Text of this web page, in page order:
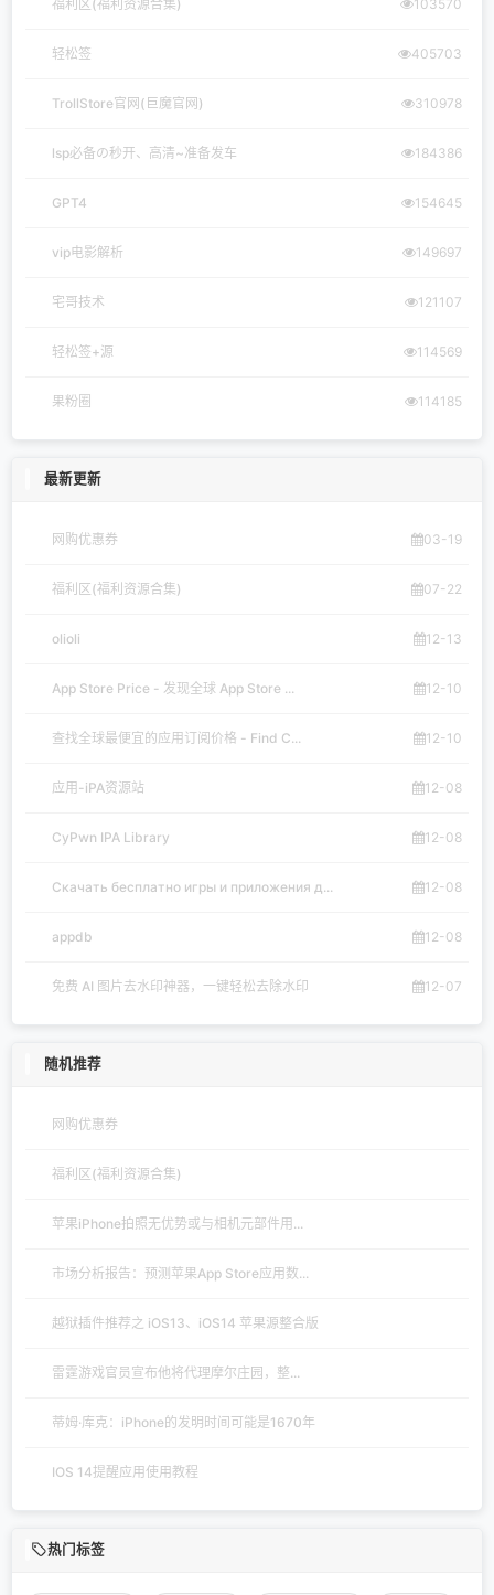
福利区(福利资源合集) 103570
轻松签 405703
TrollStore官网(巨魔官网) 310978
lsp必备の秒开、高清~准备发车 184386
GPT4 154645
vip电影解析 149697
宅哥技术 121107
轻松签+源 114569
果粉圈 114185
最新更新
网购优惠券 03-19
福利区(福利资源合集) 07-22
olioli 12-13
App Store Price - 发现全球 App Store ... 12-10
查找全球最便宜的应用订阅价格 - Find C... 12-10
应用-iPA资源站 12-08
CyPwn IPA Library 12-08
Скачать бесплатно игры и приложения д... 12-08
appdb 12-08
免费 AI 图片去水印神器，一键轻松去除水印 12-07
随机推荐
网购优惠券
福利区(福利资源合集)
苹果iPhone拍照无优势或与相机元部件用...
市场分析报告：预测苹果App Store应用数...
越狱插件推荐之 iOS13、iOS14 苹果源整合版
雷霆游戏官员宣布他将代理摩尔庄园，整...
蒂姆·库克：iPhone的发明时间可能是1670年
IOS 14提醒应用使用教程
热门标签